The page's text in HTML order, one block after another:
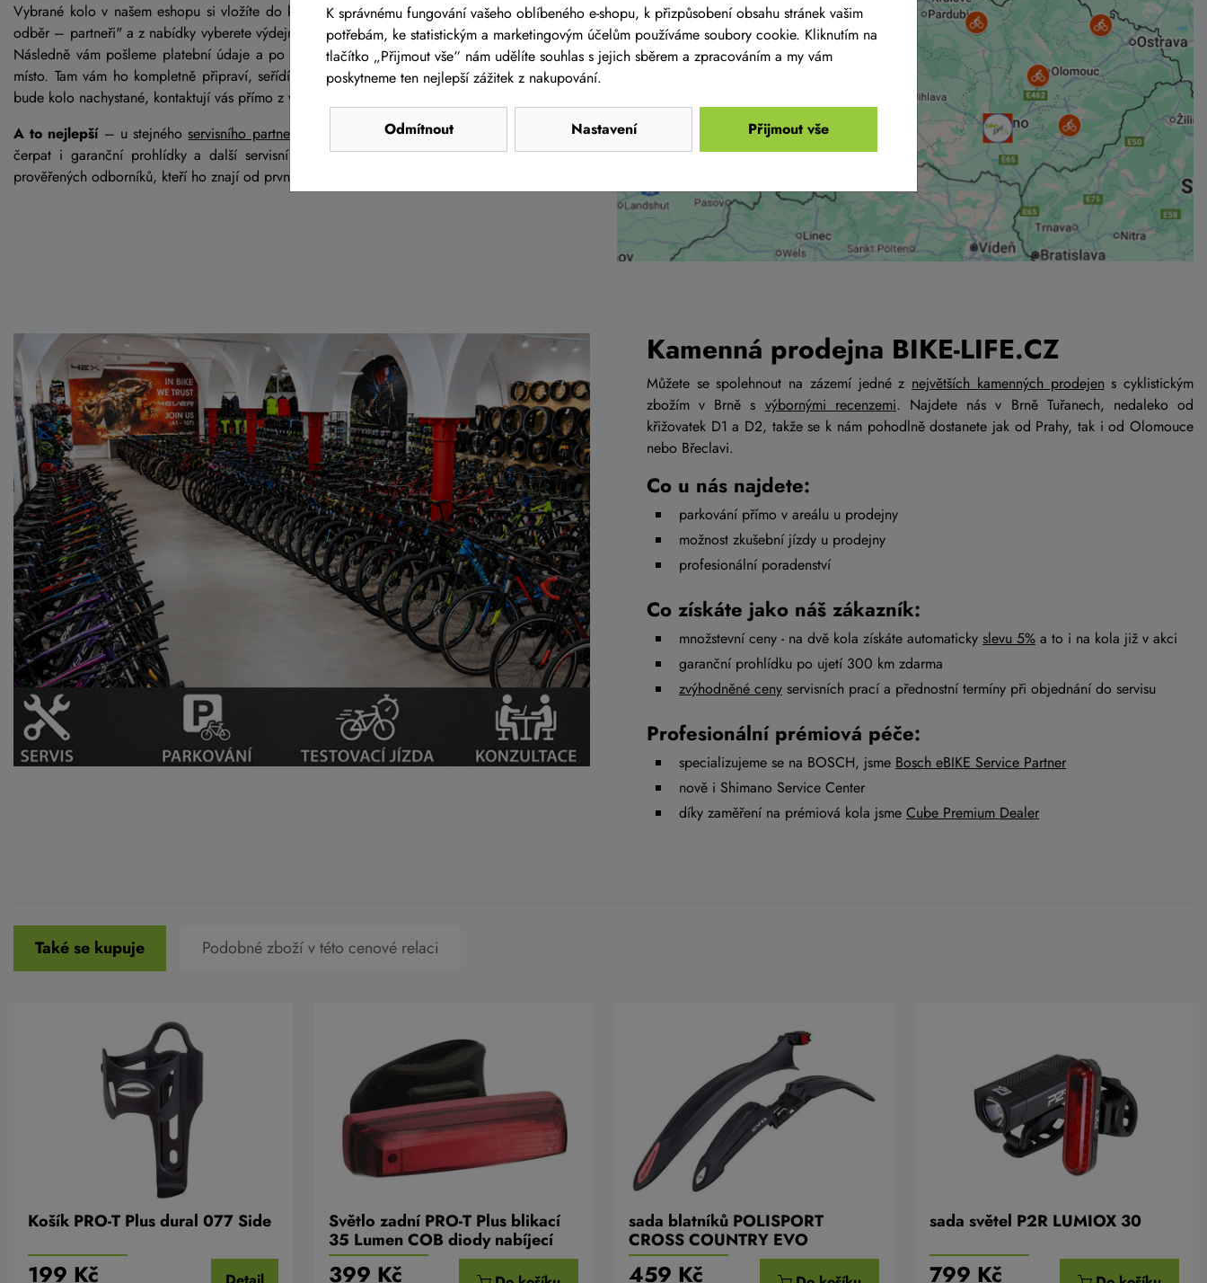
Vybrané kolo v našem eshopu si vložíte do košíku, kde v sekci přeprava zvolíte „osobní
odběr – partneři" a z nabídky vyberete výdejní místo, kde si budete chtít kolo vyzvednout.
Následně vám pošleme platební údaje a po uhrazení kolo odesíláme na vybrané výdejní
místo. Tam vám ho kompletně připraví, seřídí a předají plně připravené na jízdu. Jakmile
bude kolo nachystané, kontaktují vás přímo z výdejního místa a domluvíte se na předání.
A to nejlepší– u stejnéhoservisního partnera
, kde si kolo vyzvednete, můžete následně
čerpat i garanční prohlídky a další servisní služby. Vaše kolo tak bude vždy v rukou
prověřených odborníků, kteří ho znají od prvního dne.
Kamenná prodejna BIKE-LIFE.CZ
Můžete se spolehnout na zázemí jedné z největších kamenných prodejens cyklistickým
zbožím v Brně s výbornými recenzemi. Najdete nás v Brně Tuřanech, nedaleko od
křižovatek D1 a D2, takže se k nám pohodlně dostanete jak od Prahy, tak i od Olomouce
nebo Břeclavi.
Co u nás najdete:
parkování přímo v areálu u prodejny
možnost zkušební jízdy u prodejny
profesionální poradenství
Co získáte jako náš zákazník:
množstevní ceny - na dvě kola získáte automaticky slevu 5% a to i na kola již v akci
garanční prohlídku po ujetí 300 km zdarma
zvýhodněné ceny servisních prací a přednostní termíny při objednání do servisu
Profesionální prémiová péče:
specializujeme se na BOSCH, jsme Bosch eBIKE Service Partner
nově i Shimano Service Center
díky zaměření na prémiová kola jsme Cube Premium Dealer
Také se kupuje Podobné zboží v této cenové relaci
Košík PRO-T Plus dural 077 Side
199 Kč
Světlo zadní PRO-T Plus blikací
35 Lumen COB diody nabíjecí
přes USB kabel
399 Kč
sada blatníků POLISPORT
CROSS COUNTRY EVO
26"/27,5"/29"
459 Kč
sada světel P2R LUMIOX 30
799 Kč
K správnému fungování vašeho oblíbeného e-shopu, k přizpůsobení obsahu stránek vašim
potřebám, ke statistickým a marketingovým účelům používáme soubory cookie. Kliknutím na
tlačítko „Přijmout vše“ nám udělíte souhlas s jejich sběrem a zpracováním a my vám
poskytneme ten nejlepší zážitek z nakupování.
Odmítnout Nastavení Přijmout vše